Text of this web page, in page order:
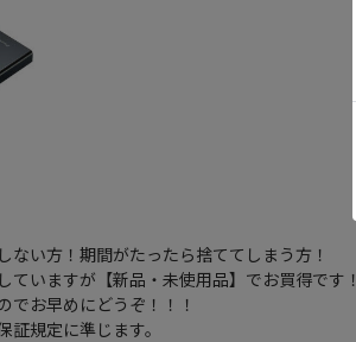
ない方！期間がたったら捨ててしまう方！
ていますが【新品・未使用品】でお買得です！
でお早めにどうぞ！！！
規定に準じます。